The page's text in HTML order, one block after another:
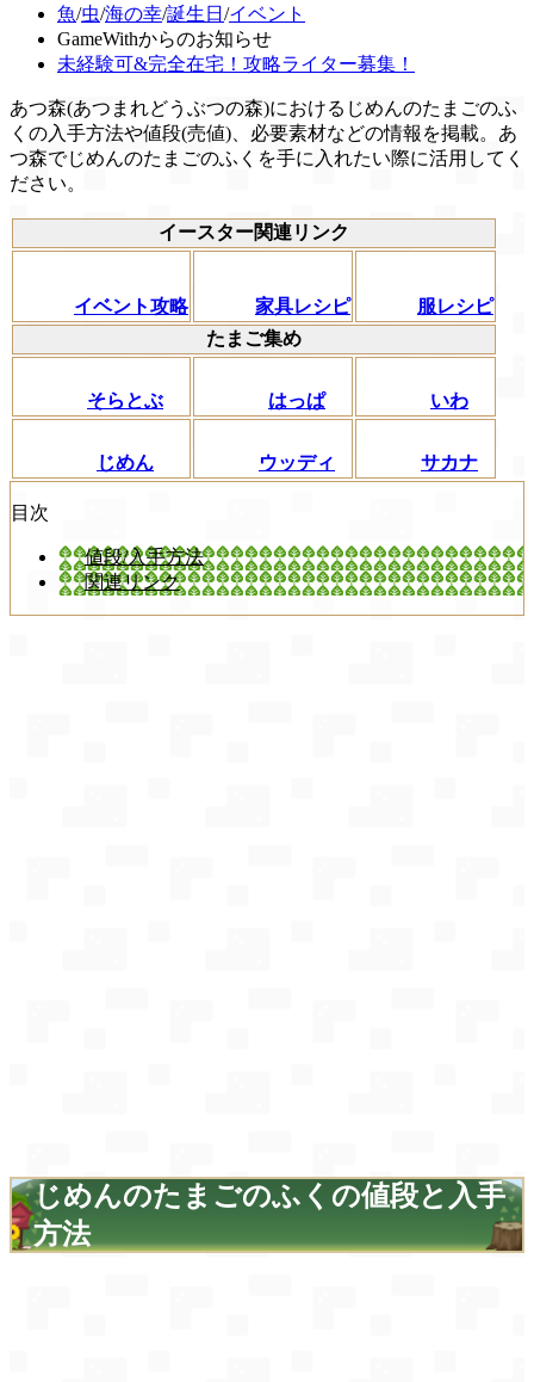
魚/虫/海の幸/誕生日 /イベント
GameWithからのお知らせ
未経験可&完全在宅！攻略ライター募集！
あつ森(あつまれどうぶつの森)におけるじめんのたまごのふ
くの入手方法や値段(売値)、必要素材などの情報を掲載。あ
つ森でじめんのたまごのふくを手に入れたい際に活用してく
ださい。
イースター関連リンク
イベント攻略 家具レシピ
服レシピ
たまご集め
そらとぶ はっぱ いわ
じめん ウッディ サカナ
目次
値段/入手方法
関連リンク
じめんのたまごのふくの値段と入手
方法